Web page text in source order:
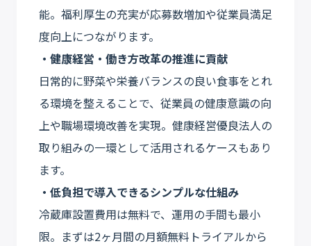
能。福利厚生の充実が応募数増加や従業員満足
度向上につながります。
・健康経営・働き方改革の推進に貢献
日常的に野菜や栄養バランスの良い食事をとれ
る環境を整えることで、従業員の健康意識の向
上や職場環境改善を実現。健康経営優良法人の
取り組みの一環として活用されるケースもあり
ます。
・低負担で導入できるシンプルな仕組み
冷蔵庫設置費用は無料で、運用の手間も最小
限。まずは2ヶ月間の月額無料トライアルから